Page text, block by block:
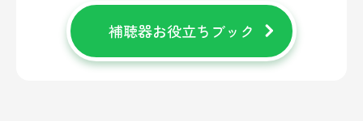
補聴器お役立ちブック